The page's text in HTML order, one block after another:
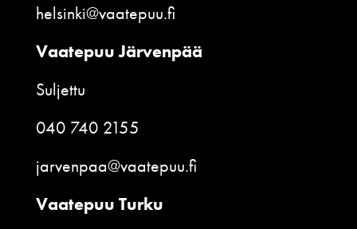
helsinki@vaatepuu.fi
Vaatepuu Järvenpää
Suljettu
040 740 2155
jarvenpaa@vaatepuu.fi
Vaatepuu Turku